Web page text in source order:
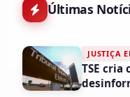
Últimas
JUSTIÇA
TSE cria